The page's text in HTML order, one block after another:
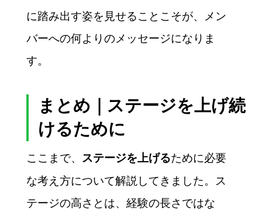
に踏み出す姿を見せることこそが、メン
バーへの何よりのメッセージになりま
す。
まとめ｜ステージを上げ続
けるために
ここまで、 ステージを上げるために必要
な考え方について解説してきました。ス
テージの高さとは、経験の長さではな